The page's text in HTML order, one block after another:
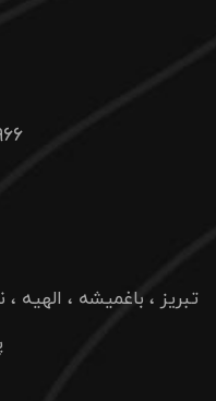
تبریز ، باغمیشه ، الهیه